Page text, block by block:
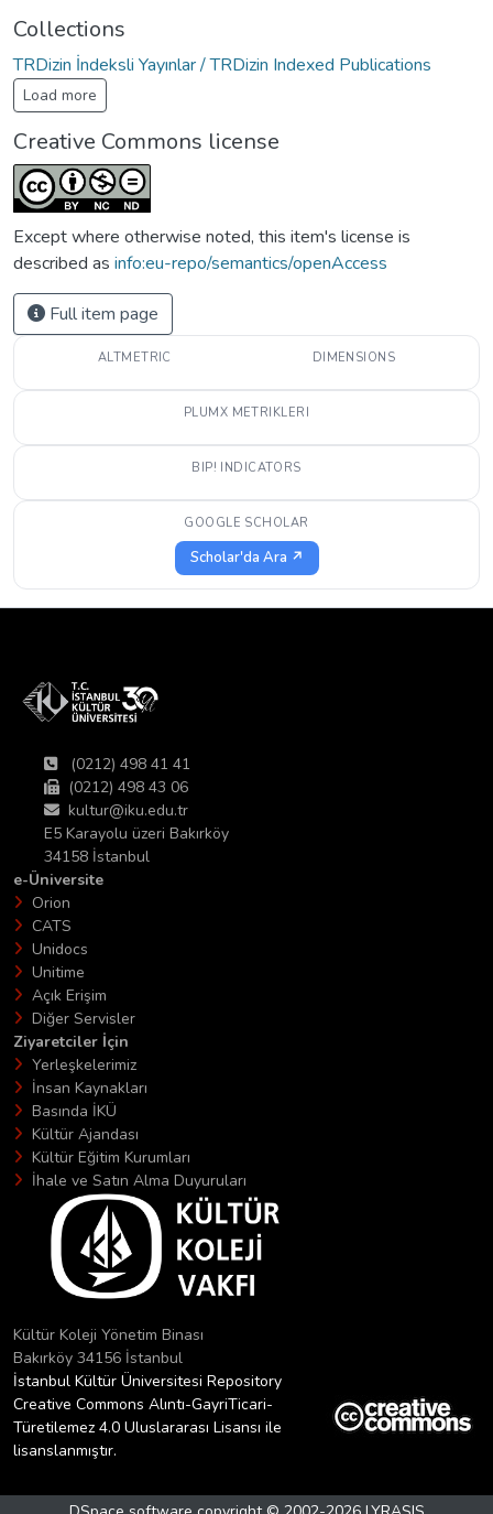
Collections
TRDizin İndeksli Yayınlar / TRDizin Indexed Publications
Load more
Creative Commons license
Except where otherwise noted, this item's license is
described as info:eu-repo/semantics/openAccess
Full item page
ALTMETRIC DIMENSIONS
PLUMX METRIKLERI
BIP! INDICATORS
GOOGLE SCHOLAR
Scholar'da Ara ↗
(0212) 498 41 41
(0212) 498 43 06
kultur@iku.edu.tr
E5 Karayolu üzeri Bakırköy
34158 İstanbul
e-Üniversite
Orion
CATS
Unidocs
Unitime
Açık Erişim
Diğer Servisler
Ziyaretciler İçin
Yerleşkelerimiz
İnsan Kaynakları
Basında İKÜ
Kültür Ajandası
Kültür Eğitim Kurumları
İhale ve Satın Alma Duyuruları
Kültür Koleji Yönetim Binası
Bakırköy 34156 İstanbul
İstanbul Kültür Üniversitesi Repository
Creative Commons Alıntı-GayriTicari-
Türetilemez 4.0 Uluslararası Lisansı ile
lisanslanmıştır.